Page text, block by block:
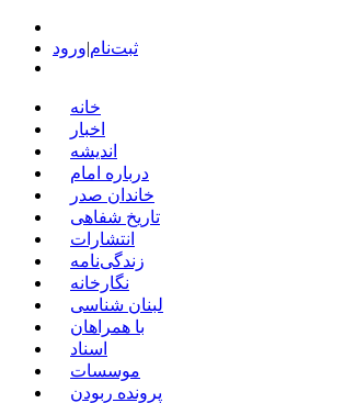
ثبت‌نام|ورود
خانه
اخبار
اندیشه
درباره امام
خاندان صدر
تاریخ شفاهی
انتشارات
زندگی‌نامه
نگارخانه
لبنان شناسی
با همراهان
اسناد
موسسات
پرونده ربودن